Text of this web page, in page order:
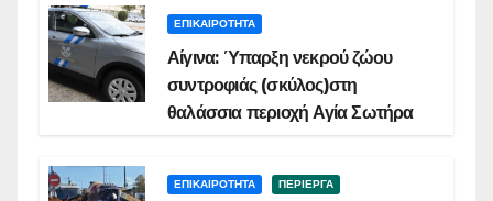
ΕΠΙΚΑΙΡΟΤΗΤΑ
Αίγινα: Ύπαρξη νεκρού ζώου
συντροφιάς (σκύλος)στη
θαλάσσια περιοχή Αγία Σωτήρα
ΕΠΙΚΑΙΡΟΤΗΤΑ ΠΕΡΙΕΡΓΑ